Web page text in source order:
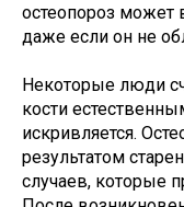
остеопороз может
даже если он не
Некоторые люди
кости
искривляется.
результатом
случаев, которые